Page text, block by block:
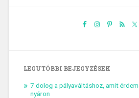
LEGUTÓBBI BEJEGYZÉSEK
7 dolog a pályaváltáshoz, amit
nyáron